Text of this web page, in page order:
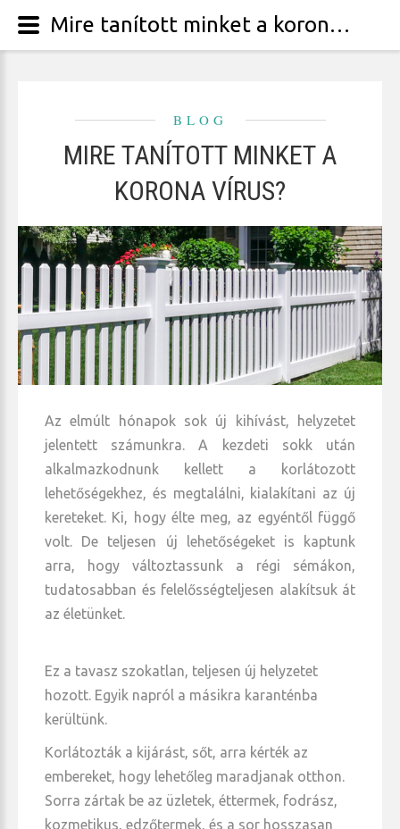
BLOG
MIRE TANÍTOTT MINKET A
KORONA VÍRUS?
Az elmúlt hónapok sok új kihívást, helyzetet
jelentett számunkra. A kezdeti sokk után
alkalmazkodnunk kellett a korlátozott
lehetőségekhez, és megtalálni, kialakítani az új
kereteket. Ki, hogy élte meg, az egyéntől függő
volt. De teljesen új lehetőségeket is kaptunk
arra, hogy változtassunk a régi sémákon,
tudatosabban és felelősségteljesen alakítsuk át
az életünket.
Ez a tavasz szokatlan, teljesen új helyzetet
hozott. Egyik napról a másikra karanténba
kerültünk.
Korlátozták a kijárást, sőt, arra kérték az
embereket, hogy lehetőleg maradjanak otthon.
Sorra zártak be az üzletek, éttermek, fodrász,
kozmetikus, edzőtermek, és a sor hosszasan
Mire tanított minket a korona vírus?